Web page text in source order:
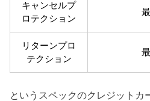
キャンセルプ
ロテクション
リターンプロ
テクション
というスペックのクレジットカ